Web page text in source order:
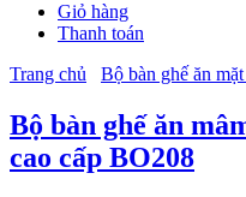
Giỏ hàng
Thanh toán
Trang chủ
Bộ bàn ghế ăn mặt
Bộ bàn ghế ăn
cao cấp BO208